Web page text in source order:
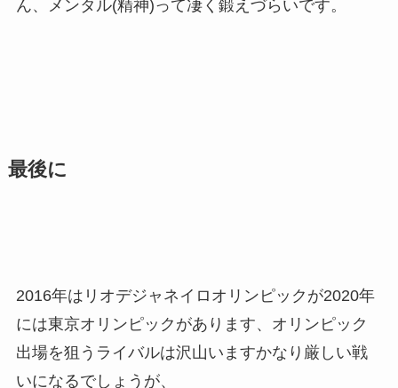
ん、メンタル(精神)って凄く鍛えづらいです。
最後に
2016年はリオデジャネイロオリンピックが2020年
には東京オリンピックがあります、オリンピック
出場を狙うライバルは沢山いますかなり厳しい戦
いになるでしょうが、